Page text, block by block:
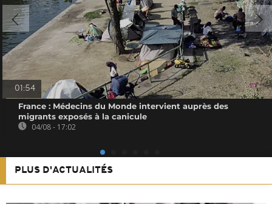
01:54
France : Médecins du Monde intervient auprès des
migrants exposés à la canicule
04/08 - 17:02
PLUS D'ACTUALITÉS